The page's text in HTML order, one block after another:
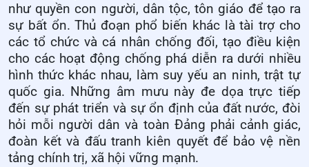
như quyền con người, dân tộc, tôn giáo để tạo ra
sự bất ổn. Thủ đoạn phổ biến khác là tài trợ cho
các tổ chức và cá nhân chống đối, tạo điều kiện
cho các hoạt động chống phá diễn ra dưới nhiều
hình thức khác nhau, làm suy yếu an ninh, trật tự
quốc gia. Những âm mưu này đe dọa trực tiếp
đến sự phát triển và sự ổn định của đất nước, đòi
hỏi mỗi người dân và toàn Đảng phải cảnh giác,
đoàn kết và đấu tranh kiên quyết để bảo vệ nền
tảng chính trị, xã hội vững mạnh.